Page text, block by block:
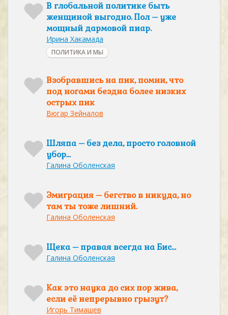
В глобальной политике быть
женщиной выгодно. Пол – уже
мощный дармовой пиар.
Ирина Хакамада
ПОЛИТИКА И МЫ
Взобравшись на пик, помни, что
под ногами бездна более низких
острых пик
Вюгар Зейналов
Шляпа – без дела, просто головной
убор…
Галина Оболенская
Эмиграция – бегство в никуда, но
там ты тоже лишний.
Галина Оболенская
Щека – правая всегда на Бис…
Галина Оболенская
Как это наука до сих пор жива,
если её непрерывно грызут?
Игорь Тимашев